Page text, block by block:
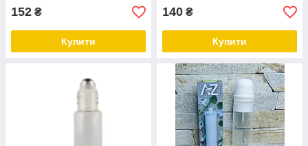
152 ₴
Купити
140 ₴
Купити